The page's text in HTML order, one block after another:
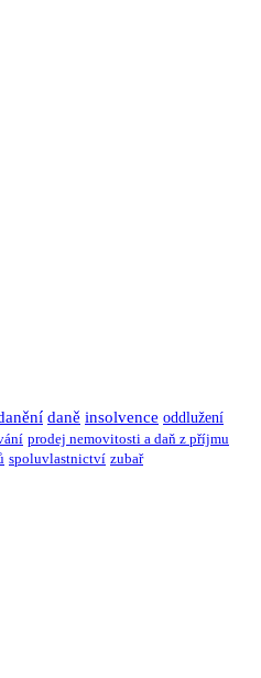
daně insolvence oddlužení
prodej nemovitosti a daň z příjmu
spoluvlastnictví zubař